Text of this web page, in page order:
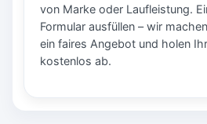
von Marke oder Laufleistung.
Formular ausfüllen – wir
ein faires Angebot und holen
kostenlos ab.